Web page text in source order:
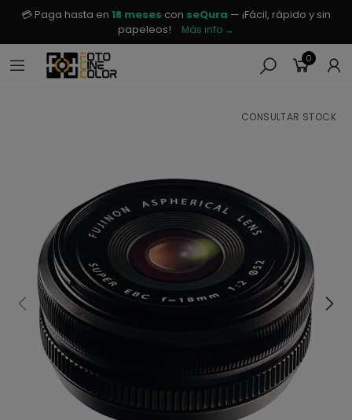
💳 Paga hasta en 18 meses con seQura — ¡Fácil, rápido y sin
papeleos!
Más info →
0
CONSULTAR STOCK